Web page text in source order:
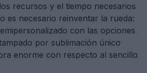
recursos y el tiempo necesarios
es necesario reinventar la rueda:
con las opciones
por sublimación único
enorme con respecto al sencillo